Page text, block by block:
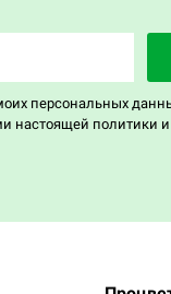
персональных
настоящей политики